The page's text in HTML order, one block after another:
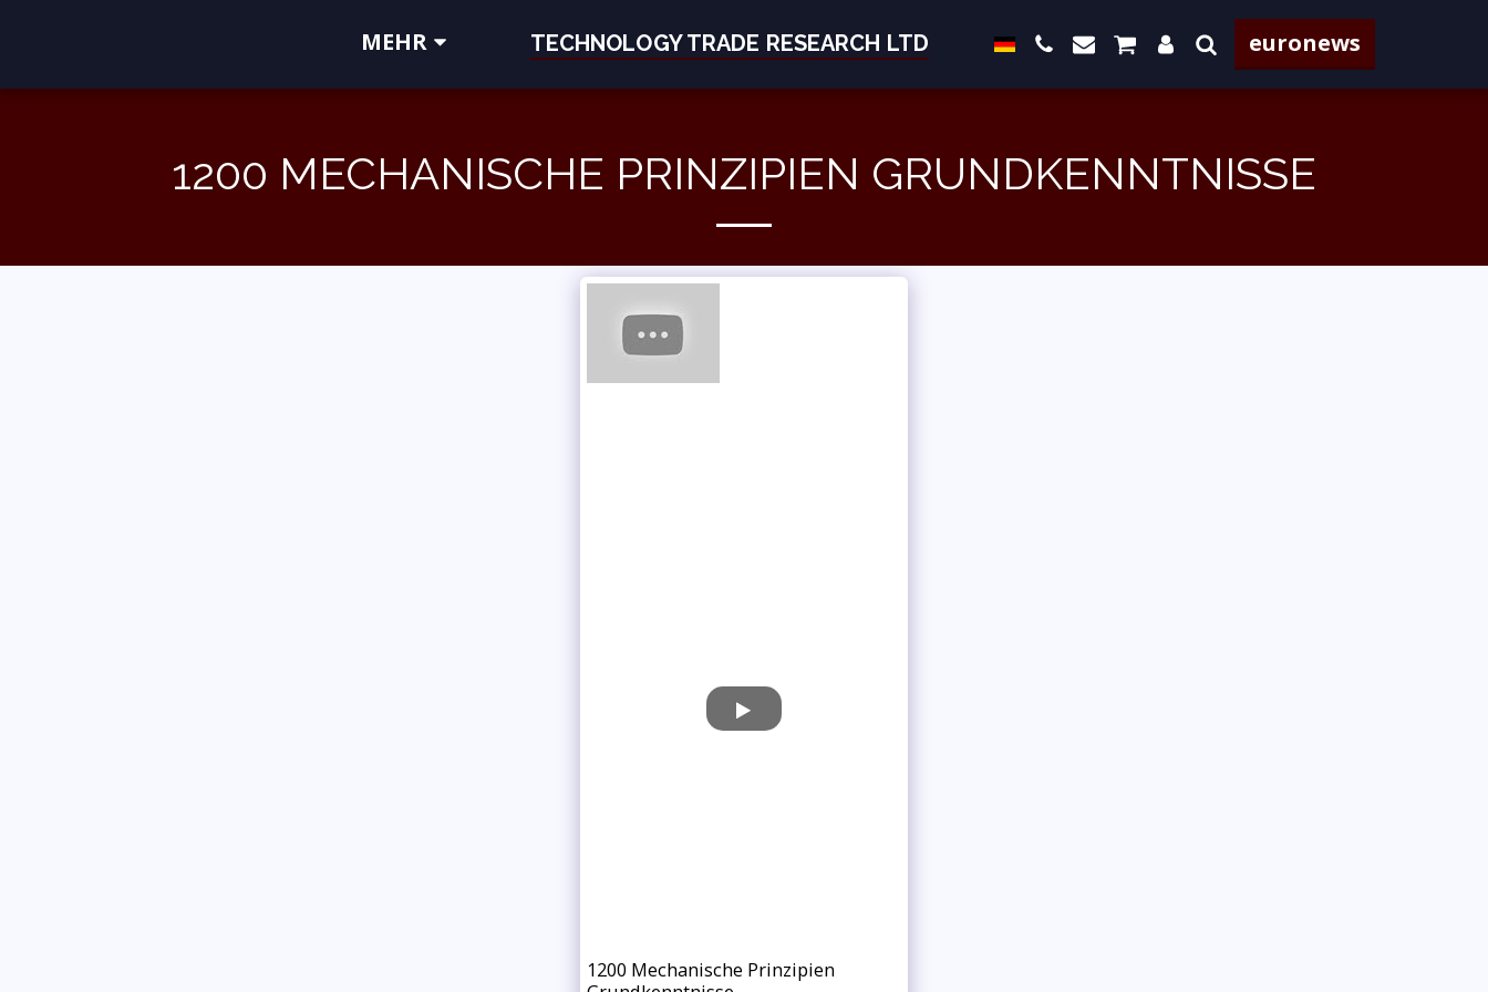
MEHR TECHNOLOGY TRADE RESEARCH LTD euronews
1200 MECHANISCHE PRINZIPIEN GRUNDKENNTNISSE
1200 Mechanische Prinzipien